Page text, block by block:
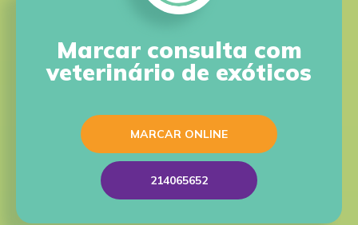
Marcar consulta com
veterinário de exóticos
MARCAR ONLINE
214065652